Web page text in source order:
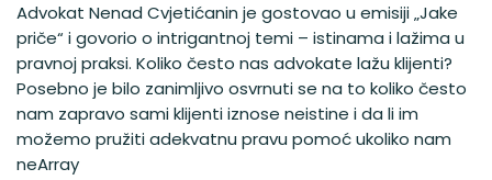
Advokat Nenad Cvjetićanin je gostovao u emisiji „Jake
priče“ i govorio o intrigantnoj temi – istinama i lažima u
pravnoj praksi. Koliko često nas advokate lažu klijenti?
Posebno je bilo zanimljivo osvrnuti se na to koliko često
nam zapravo sami klijenti iznose neistine i da li im
možemo pružiti adekvatnu pravu pomoć ukoliko nam
neArray